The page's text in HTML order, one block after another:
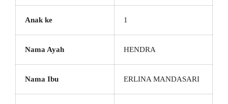
Anak ke 1
Nama Ayah HENDRA
Nama Ibu ERLINA MANDASARI